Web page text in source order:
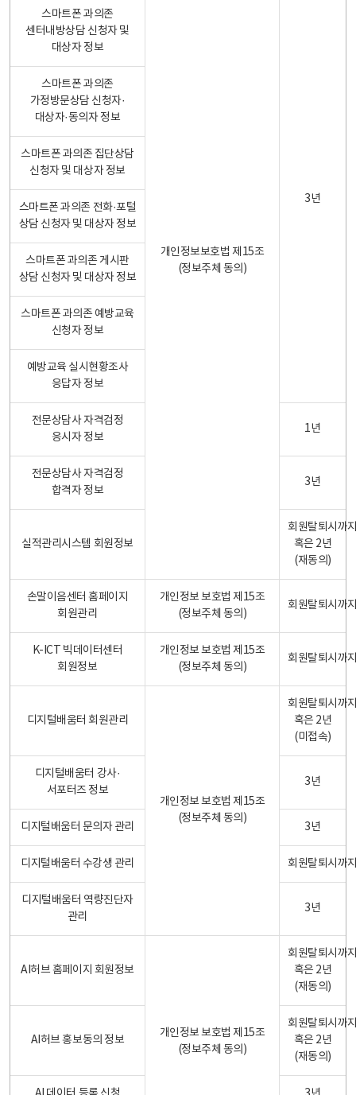
개인정보보호법 제15조
(정보주체 동의)
스마트폰 과의존
센터내방상담 신청자 및
대상자 정보
3년
스마트폰 과의존
가정방문상담 신청자·
대상자·동의자 정보
스마트폰 과의존 집단상담
신청자 및 대상자 정보
스마트폰 과의존 전화·포털
상담 신청자 및 대상자 정보
스마트폰 과의존 게시판
상담 신청자 및 대상자 정보
스마트폰 과의존 예방교육
신청자 정보
예방교육 실시현황조사
응답자 정보
전문상담사 자격검정
응시자 정보
1년
전문상담사 자격검정
합격자 정보
3년
실적관리시스템 회원정보
회원탈퇴시까
혹은 2년
(재동의)
손말이음센터 홈페이지
회원관리
개인정보 보호법 제15조
(정보주체 동의)
회원탈퇴시까
K-ICT 빅데이터센터
회원정보
개인정보 보호법 제15조
(정보주체 동의)
회원탈퇴시까
디지털배움터 회원관리
개인정보 보호법 제15조
(정보주체 동의)
회원탈퇴시까
혹은 2년
(미접속)
디지털배움터 강사·
서포터즈 정보
3년
디지털배움터 문의자 관리 3년
디지털배움터 수강생 관리 회원탈퇴시까
디지털배움터 역량진단자
관리
3년
AI허브 홈페이지 회원정보
개인정보 보호법 제15조
(정보주체 동의)
회원탈퇴시까
혹은 2년
(재동의)
AI허브 홍보동의 정보
회원탈퇴시까
혹은 2년
(재동의)